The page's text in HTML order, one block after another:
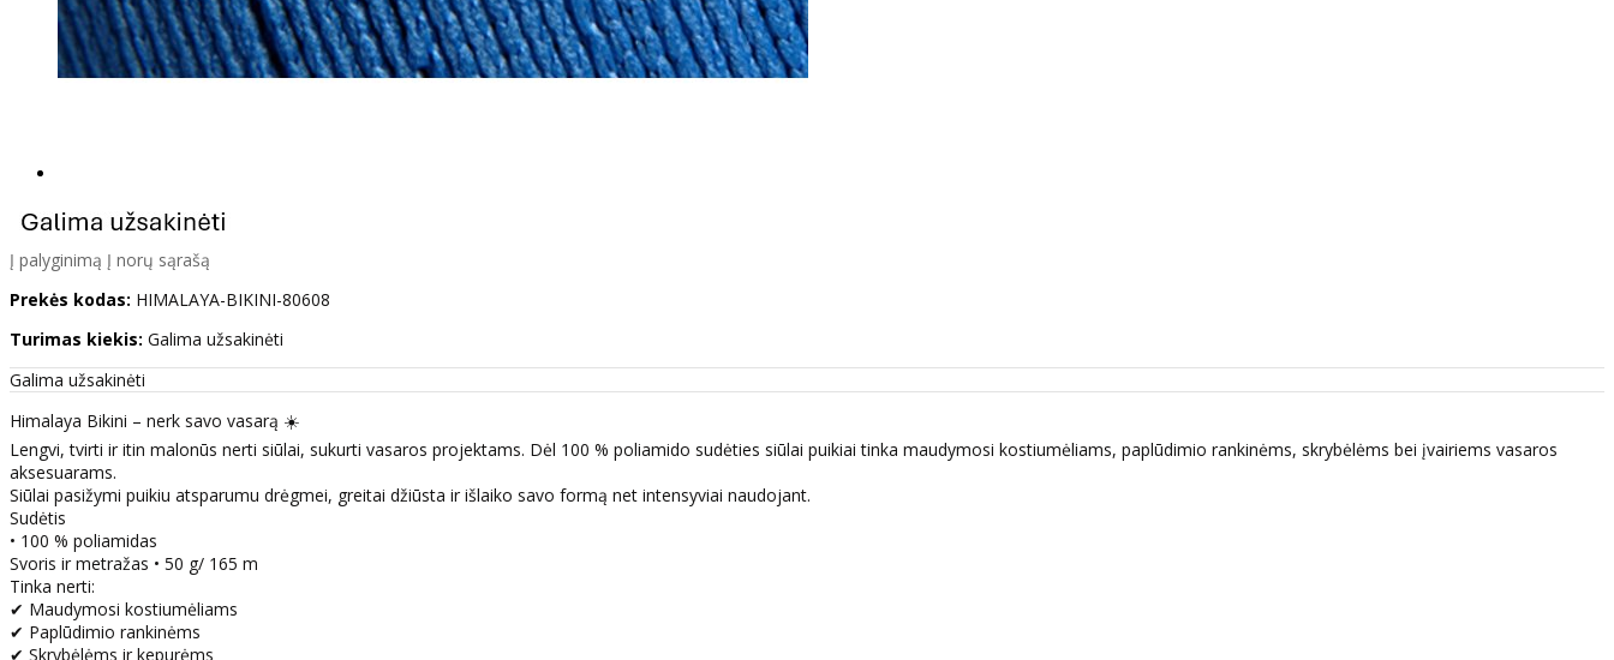
Į palyginimą Į norų sąrašą
Prekės kodas: HIMALAYA-BIKINI-80608
Turimas kiekis: Galima užsakinėti
Galima užsakinėti
Himalaya Bikini – nerk savo vasarą ☀️
Lengvi, tvirti ir itin malonūs nerti siūlai, sukurti vasaros projektams. Dėl 100 % poliamido sudėties siūlai puikiai tinka maudymosi kostiumėliams, paplūdimio rankinėms, skrybėlėms bei įvairiems vasaros
aksesuarams.
Siūlai pasižymi puikiu atsparumu drėgmei, greitai džiūsta ir išlaiko savo formą net intensyviai naudojant.
Sudėtis
• 100 % poliamidas
Svoris ir metražas • 50 g/ 165 m
Tinka nerti:
✔ Maudymosi kostiumėliams
✔ Paplūdimio rankinėms
✔ Skrybėlėms ir kepurėms